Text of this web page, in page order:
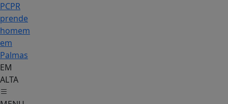
PCPR
prende
homem
em
Palmas
EM
ALTA